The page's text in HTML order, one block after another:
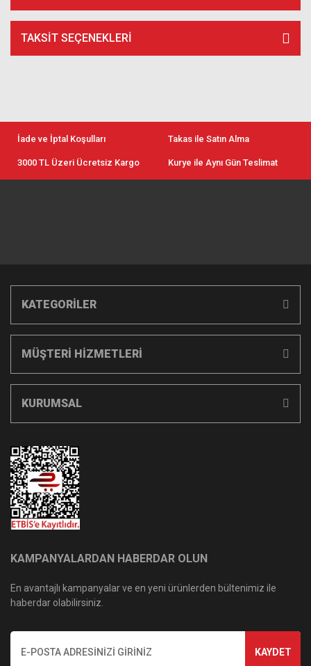
TAKSIT SEÇENEKLERI
İade ve İptal Koşulları Takas ile Satın Alma
3000 TL Üzeri Ücretsiz Kargo Kurye ile Aynı Gün Teslimat
KATEGORİLER
MÜŞTERİ HİZMETLERİ
KURUMSAL
KAMPANYALARDAN HABERDAR OLUN
En avantajlı kampanyalar ve en yeni ürünlerden bültenimiz ile
haberdar olabilirsiniz.
KAYDET